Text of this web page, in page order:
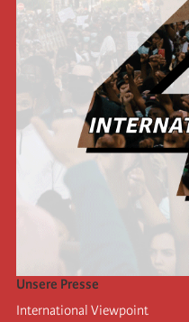
Unsere Presse
International Viewpoint